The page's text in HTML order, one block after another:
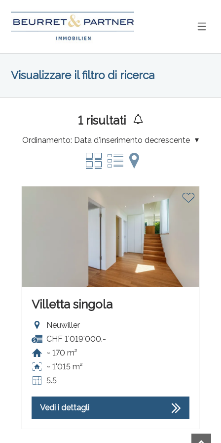
Visualizzare il filtro di ricerca
1risultati
Ordinamento: Data d'inserimento decrescente
Villetta singola
Neuwiller
CHF 1'019'000.-
~ 170 m²
~ 1'015 m²
5.5
Vedi i dettagli